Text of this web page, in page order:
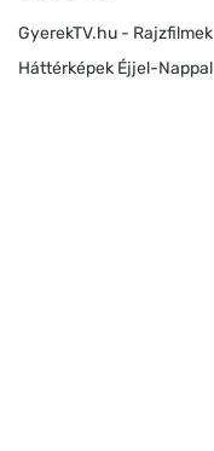
GyerekTV.hu - Rajzfilmek
Háttérképek Éjjel-Nappal